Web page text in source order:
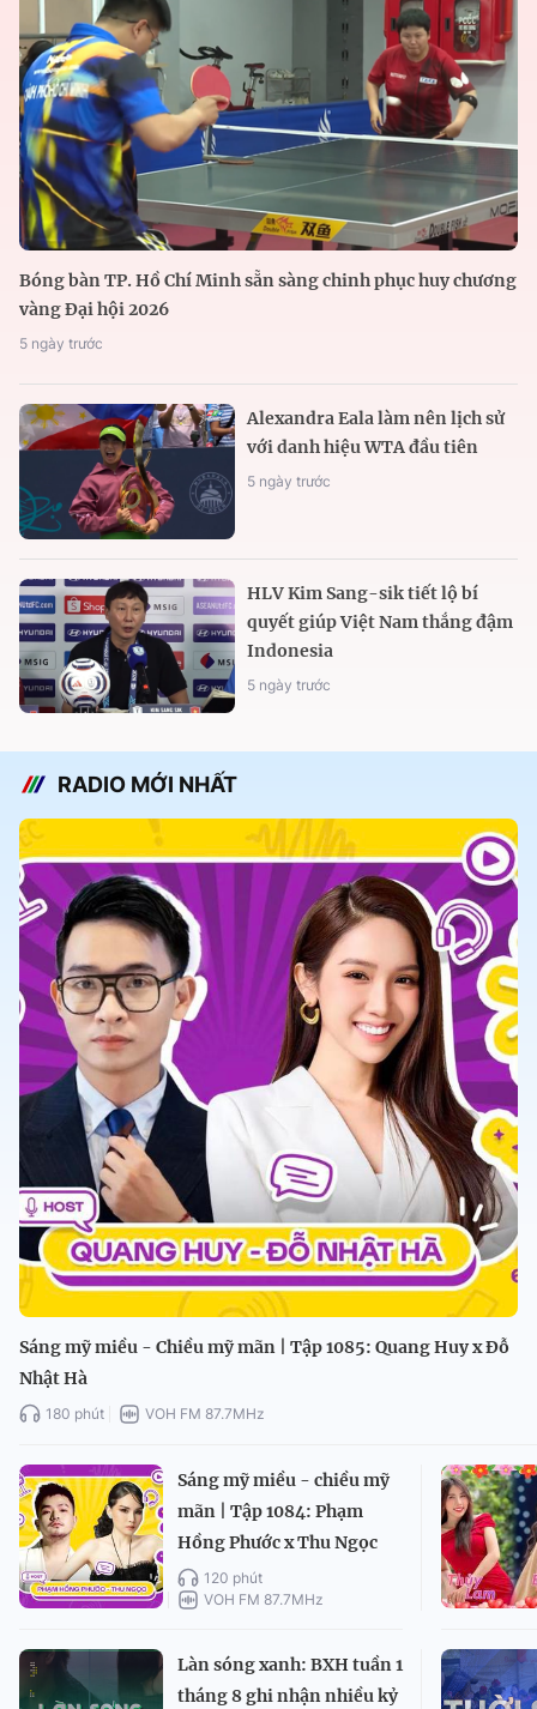
Bóng bàn TP. Hồ Chí Minh sẵn sàng chinh phục huy chương
vàng Đại hội 2026
5 ngày trước
Alexandra Eala làm nên lịch sử
với danh hiệu WTA đầu tiên
5 ngày trước
HLV Kim Sang-sik tiết lộ bí
quyết giúp Việt Nam thắng đậm
Indonesia
5 ngày trước
RADIO MỚI NHẤT
Sáng mỹ miều - Chiều mỹ mãn | Tập 1085: Quang Huy x Đỗ
Nhật Hà
180 phút VOH FM 87.7MHz
Sáng mỹ miều - chiều mỹ
mãn | Tập 1084: Phạm
Hồng Phước x Thu Ngọc
120 phút
VOH FM 87.7MHz
Làn sóng xanh: BXH tuần 1
tháng 8 ghi nhận nhiều kỷ